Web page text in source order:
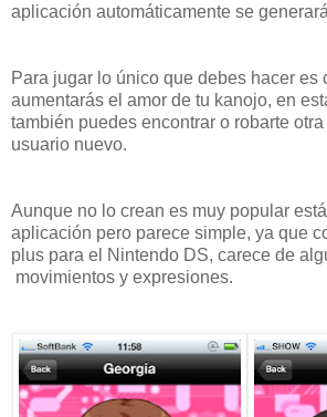
aplicación automáticamente se
Para jugar lo único que debes hacer es
aumentarás el amor de tu kanojo, en
también puedes encontrar o robarte
usuario nuevo.
Aunque no lo crean es muy popular está
aplicación pero parece simple, ya que
plus para el Nintendo DS, carece de
movimientos y expresiones.